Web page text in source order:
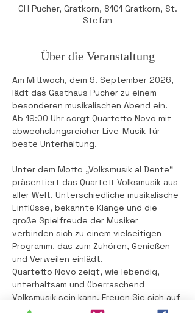
GH Pucher, Gratkorn, 8101 Gratkorn, St.
Stefan
Über die Veranstaltung
Am Mittwoch, dem 9. September 2026,
lädt das Gasthaus Pucher zu einem
besonderen musikalischen Abend ein.
Ab 19:00 Uhr sorgt Quartetto Novo mit
abwechslungsreicher Live-Musik für
beste Unterhaltung.
Unter dem Motto „Volksmusik al Dente“
präsentiert das Quartett Volksmusik aus
aller Welt. Unterschiedliche musikalische
Einflüsse, bekannte Klänge und die
große Spielfreude der Musiker
verbinden sich zu einem vielseitigen
Programm, das zum Zuhören, Genießen
und Verweilen einlädt.
Quartetto Novo zeigt, wie lebendig,
unterhaltsam und überraschend
Volksmusik sein kann. Freuen Sie sich auf
einen stimmungsvollen Abend, gute